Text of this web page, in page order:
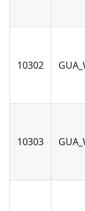
10302
10303